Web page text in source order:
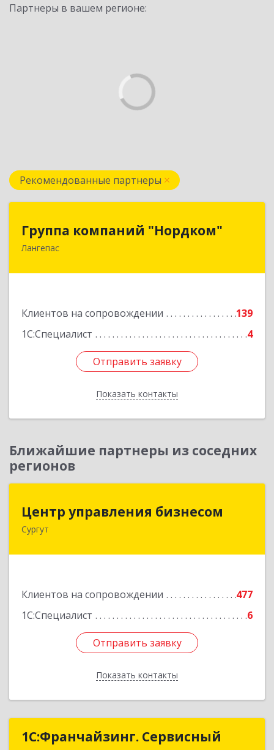
Партнеры в вашем регионе:
Рекомендованные партнеры
Группа компаний "Нордком"
Лангепас
Клиентов на сопровождении
139
1С:Специалист
4
Отправить заявку
Показать контакты
Группа компаний "Нордком"
628672, Тюменская обл, Лангепас г., Солнечная
Отправить заявку
Назад
Ближайшие партнеры из соседних
регионов
Центр управления бизнесом
Сургут
Клиентов на сопровождении
477
1С:Специалист
6
Отправить заявку
Показать контакты
Центр управления бизнесом
628403, Ханты-Мансийский Автономный округ
Отправить заявку
Назад
1С:Франчайзинг. Сервисный
1С:Франчайзинг. Сервисный